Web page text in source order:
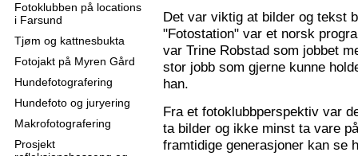
Fotoklubben på locations
i Farsund
Tjøm og kattnesbukta
Fotojakt på Myren Gård
Hundefotografering
Hundefoto og juryering
Makrofotografering
Prosjekt
Det var viktig at bilder og tekst
"Fotostation" var et norsk
var Trine Robstad som jobbet
stor jobb som gjerne kunne
han.
Fra et fotoklubbperspektiv var
ta bilder og ikke minst ta vare
framtidige generasjoner kan se